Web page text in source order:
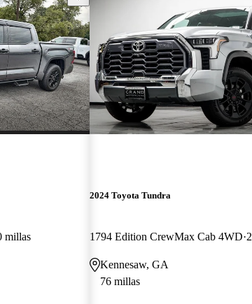
millas
2024 Toyota Tundra
1794 Edition CrewMax Cab 4WD
Kennesaw, GA
76 millas